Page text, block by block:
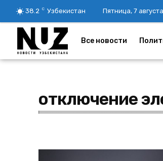
38.2 C Узбекистан Пятница, 7
Все новости
отключение